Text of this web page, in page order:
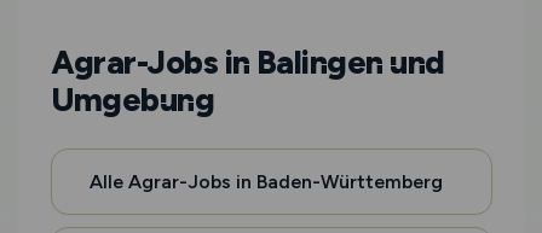
Agrar-Jobs in Balingen und
Umgebung
Alle Agrar-Jobs in Baden-Württemberg